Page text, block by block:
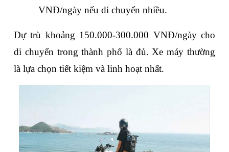
VNĐ/ngày nếu di chuyển nhiều.
Dự trù khoảng 150.000-300.000 VNĐ/ngày cho
di chuyển trong thành phố là đủ. Xe máy thường
là lựa chọn tiết kiệm và linh hoạt nhất.